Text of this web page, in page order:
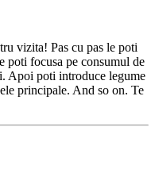
vizita! Pas cu pas le poti
poti focusa pe consumul de
Apoi poti introduce legume
principale. And so on. Te